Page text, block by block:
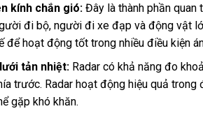
kính chắn gió:Đây là thành phần quan
đi bộ, người đi xe đạp và động vật
để hoạt động tốt trong nhiều điều kiện
tản nhiệt:Radar có khả năng đo
trước. Radar hoạt động hiệu quả
gặp khó khăn.